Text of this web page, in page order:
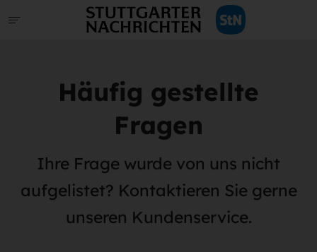
Häufig gestellte
Fragen
Ihre Frage wurde von uns nicht
aufgelistet? Kontaktieren Sie gerne
unseren Kundenservice.